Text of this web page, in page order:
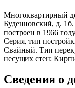
Многоквартирный
Буденновский, д.
построен в 1966
Серия, тип
Свайный. Тип
несущих стен:
Сведения о